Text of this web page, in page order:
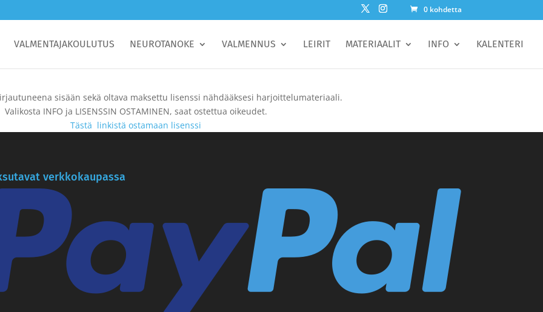
0 kohdetta
VALMENTAJAKOULUTUS NEUROTANOKE VALMENNUS LEIRIT MATERIAALIT INFO KALENTERI
sisään sekä oltava maksettu lisenssi nähdääksesi harjoittelumateriaali.
Valikosta INFO ja LISENSSIN OSTAMINEN, saat ostettua oikeudet.
Tästä linkistä ostamaan lisenssi
verkkokaupassa